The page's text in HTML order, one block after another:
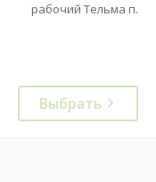
рабочий Тельма п.
Выбрать